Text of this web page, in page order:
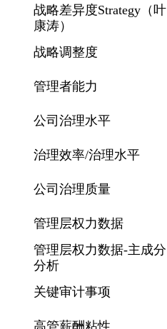
战略差异度Strategy（叶
康涛）
战略调整度
管理者能力
公司治理水平
治理效率/治理水平
公司治理质量
管理层权力数据
管理层权力数据-主成分
分析
关键审计事项